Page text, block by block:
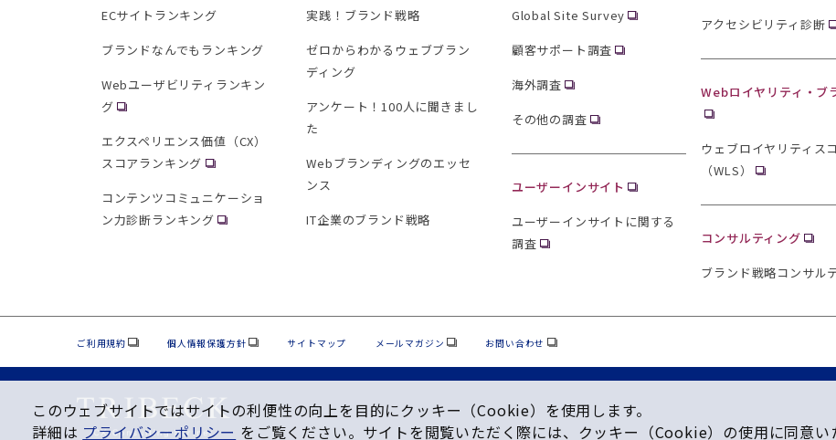
ECサイトランキング
ブランドなんでもランキング
Webユーザビリティランキン
グ
エクスペリエンス価値（CX）
スコアランキング
コンテンツコミュニケーショ
ン力診断ランキング
実践！ブランド戦略
ゼロからわかるウェブブラン
ディング
アンケート！100人に聞きまし
た
Webブランディングのエッセ
ンス
IT企業のブランド戦略
Global Site Survey
顧客サポート調査
海外調査
その他の調査
ユーザーインサイト
ユーザーインサイトに関する
調査
アクセシビリティ診断
Webロイヤリティ・ブ
ウェブロイヤリティス
（WLS）
コンサルティング
ブランド戦略コンサル
ご利用規約 個人情報保護方針 サイトマップ メールマガジン お問い合わせ
このウェブサイトではサイトの利便性の向上を⽬的にクッキー（Cookie）を使⽤します。
詳細は プライバシーポリシー をご覧ください。サイトを閲覧いただく際には、クッキー（Cookie）の使⽤に同意い